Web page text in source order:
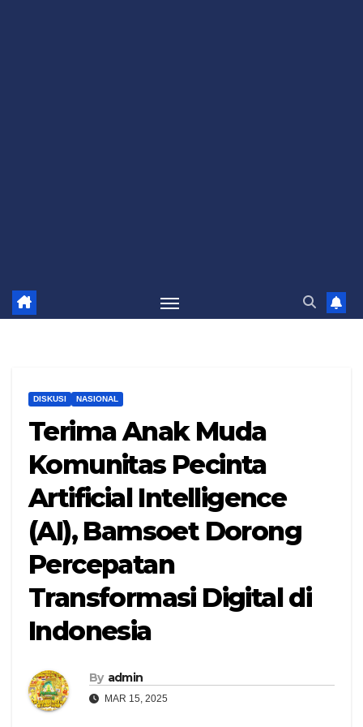
DISKUSI NASIONAL
Terima Anak Muda
Komunitas Pecinta
Artificial Intelligence
(AI), Bamsoet Dorong
Percepatan
Transformasi Digital di
Indonesia
By admin
MAR 15, 2025